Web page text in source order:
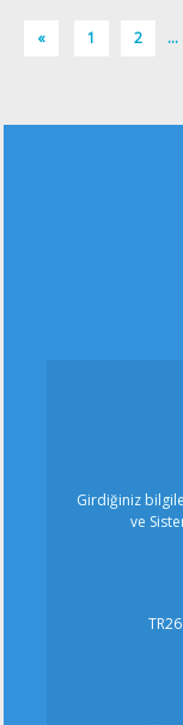
deniz manzaralı
« 1 2 ...
Girdiğiniz
ve